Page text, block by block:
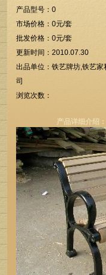
产品型号：0
市场价格：0元/套
批发价格：0元/套
更新时间：2010.07.30
出品单位：铁艺牌坊,铁艺
司
浏览次数：
产品详细介绍：